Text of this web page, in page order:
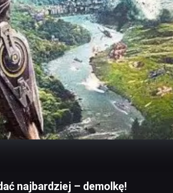
najbardziej – demolkę!